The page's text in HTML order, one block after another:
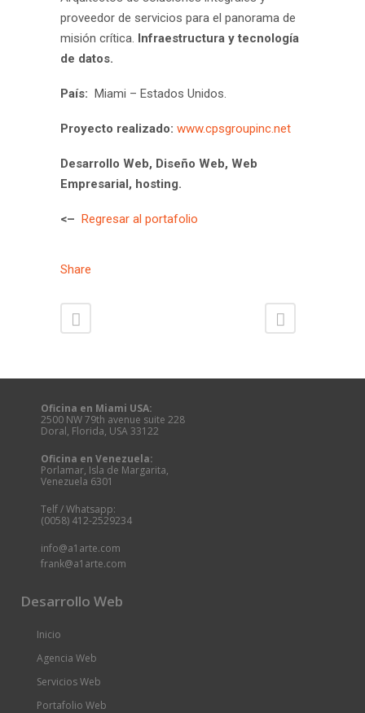
proveedor de servicios para el panorama de
misión crítica. Infraestructura y tecnología
de datos.
País: Miami – Estados Unidos.
Proyecto realizado: www.cpsgroupinc.net
Desarrollo Web, Diseño Web, Web
Empresarial, hosting.
<– Regresar al portafolio
Share
Oficina en Miami USA:
2500 NW 79th avenue suite 228
Doral, Florida, USA 33122
Oficina en Venezuela:
Porlamar, Isla de Margarita,
Venezuela 6301
Telf / Whatsapp:
(0058) 412-2529234
info@a1arte.com
frank@a1arte.com
Desarrollo Web
Inicio
Agencia Web
Servicios Web
Portafolio Web